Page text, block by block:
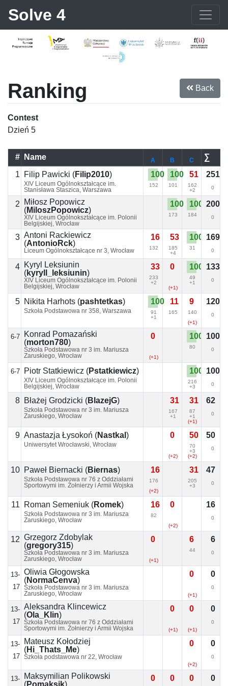
Solve 4
Ranking Back
Contest
Dzień 5
# Name A B C
∑
1
Filip Pawicki (Filip2010)
XIV Liceum Ogólnokształcące im.
Stanisława Staszica, Warszawa
100
152
100
101
51
162
+2
251
0
2
Miłosz Popowicz
(MiloszPopowicz)
XIV Liceum Ogólnokształcące im. Polonii
Belgijskiej, Wrocław
100
173
100
184
200
0
3 Antoni Rackiewicz
(AntonioRck)
Liceum Ogólnokształcące nr 3, Wrocław
16
132
53
185
+4
100
31
169
0
4 Kyryl Leksiunin
(kyryll_leksiunin)
XIV Liceum Ogólnokształcące im. Polonii
Belgijskiej, Wrocław
33
233
+2
0
(+1)
100
49
+1
133
0
5 Nikita Harhots (pashtetkas)
Szkoła Podstawowa nr 358, Warszawa
100
91
+1
11
165
9
140
(+1)
120
0
6-7
Konrad Pomazański
(morton780)
Szkoła Podstawowa nr 3 im. Mariusza
Zaruskiego, Wrocław
0
(+1)
100
80
100
0
6-7 Piotr Statkiewicz (Pstatkiewicz)
XIV Liceum Ogólnokształcące im. Polonii
Belgijskiej, Wrocław
100
216
+3
100
0
8 Błażej Grodzicki (BlazejG)
Szkoła Podstawowa nr 3 im. Mariusza
Zaruskiego, Wrocław
31
167
+1
31
87
+1
(+1)
62
0
9 Anastazja Łysokoń (Nastkal )
Uniwersytet Wrocławski, Wrocław
0
(+2)
50
70
+3
(+2)
50
0
10 Paweł Biernacki (Biernas)
Szkoła Podstawowa nr 76 z Oddziałami
Sportowymi im. Żołnierzy i Armii Wojska
16
176
(+2)
31
205
+3
47
0
11 Roman Semeniuk (Romek)
Szkoła Podstawowa nr 3 im. Mariusza
Zaruskiego, Wrocław
16
82
0
(+2)
16
0
12 Grzegorz Zdobylak
(gregory315)
Szkoła Podstawowa nr 3 im. Mariusza
Zaruskiego, Wrocław
0
(+1)
6
44
6
0
13-
17
Oliwia Głogowska
(NormaCenva)
Szkoła Podstawowa nr 3 im. Mariusza
Zaruskiego, Wrocław
0
(+1)
0
0
13-
17
Aleksandra Klincewicz
(Ola_Klin)
Szkoła Podstawowa nr 76 z Oddziałami
Sportowymi im. Żołnierzy i Armii Wojska
Polskiego, Wrocław
0
(+1)
0
(+1)
0
0
13-
17
Mateusz Kołodziej
(Hi_Thats_Me)
Szkoła podstawowa nr 22, Wrocław
0
(+2)
0
0
13-
Maksymilian Polikowski
(Pomaksik)
0 0 0 0